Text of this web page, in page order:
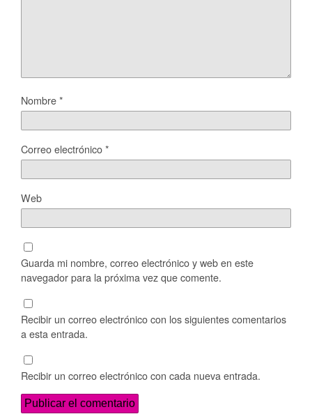
Nombre*
Correo electrónico*
Web
Guarda mi nombre, correo electrónico y web en este
navegador para la próxima vez que comente.
Recibir un correo electrónico con los siguientes comentarios
a esta entrada.
Recibir un correo electrónico con cada nueva entrada.